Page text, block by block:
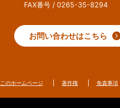
FAX番号 / 0265-35-8294
お問い合わせはこちら
このホームページ 著作権 免責事項